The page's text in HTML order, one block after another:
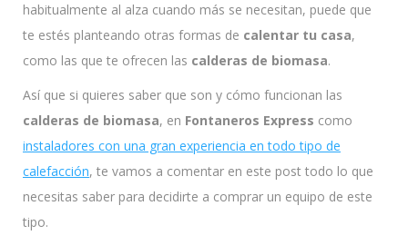
habitualmente al alza cuando más se necesitan, puede que
te estés planteando otras formas de calentar tu casa,
como las que te ofrecen las calderas de biomasa.
Así que si quieres saber que son y cómo funcionan las
calderas de biomasa, en Fontaneros Express como
instaladores con una gran experiencia en todo tipo de
calefacción, te vamos a comentar en este post todo lo que
necesitas saber para decidirte a comprar un equipo de este
tipo.